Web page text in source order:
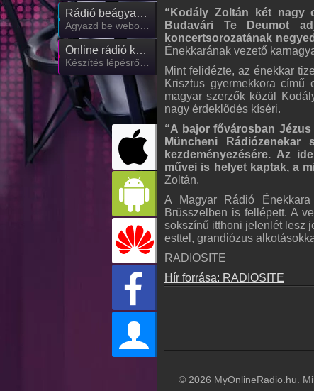
Rádió beágyazás
Online rádió készítés
“Kodály Zoltán két nagy
Budavári Te Deumot
koncertsorozatának
Énekkarának vezető
Mint felidézte, az énekkar
Krisztus gyermekkora című
magyar szerzők közül
nagy érdeklődés kíséri.
“A bajor fővárosban
Müncheni
kezdeményezésére. Az
művei is helyet kaptak, a
Zoltán.
A Magyar Rádió
Brüsszelben is fellépett. A
sokszínű itthoni jelenlét lesz
esttel, grandiózus
RADIOSITE
Hír forrása: RADIOSITE
© 2026 MyOnlineRadio.hu.